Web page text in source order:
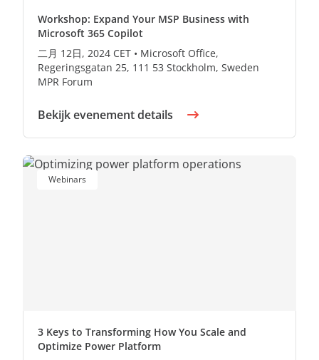
Workshop: Expand Your MSP Business with
Microsoft 365 Copilot
二月 12日, 2024 CET • Microsoft Office,
Regeringsgatan 25, 111 53 Stockholm, Sweden
MPR Forum
Bekijk evenement details
Webinars
3 Keys to Transforming How You Scale and
Optimize Power Platform